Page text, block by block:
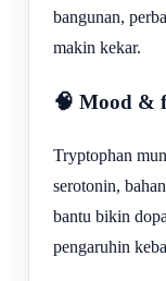
bangunan,
makin kekar.
🧠 Mood &
Tryptophan
serotonin,
bantu bikin
pengaruhin